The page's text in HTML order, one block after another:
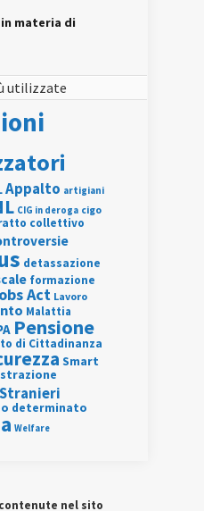
materia di
utilizzate
Appalto artigiani
CIG in deroga cigo
collettivo
detassazione
formazione
Act Lavoro
Malattia
Pensione
di Cittadinanza
Smart
Stranieri
determinato
Welfare
nel sito